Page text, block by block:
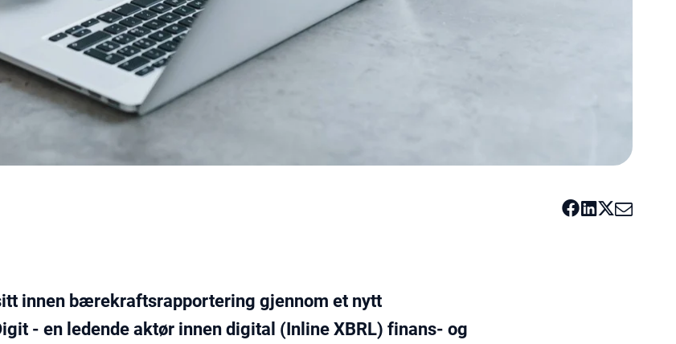
innen bærekraftsrapportering gjennom et nytt
- en ledende aktør innen digital (Inline XBRL) finans- og